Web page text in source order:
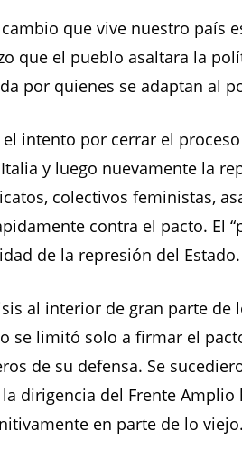
que vive nuestro país
que el pueblo asaltara la
por quienes se adaptan al
intento por cerrar el
Italia y luego nuevamente la
colectivos feministas,
contra el pacto. El
de la represión del Estado.
al interior de gran parte
se limitó solo a firmar el
de su defensa. Se
dirigencia del Frente
en parte de lo viejo.